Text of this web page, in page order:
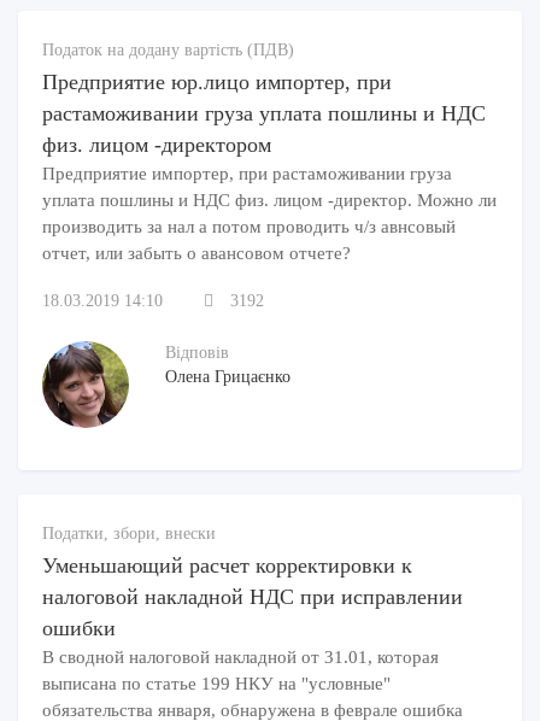
Податок на додану вартість (ПДВ)
Предприятие юр.лицо импортер, при
растаможивании груза уплата пошлины и НДС
физ. лицом -директором
Предприятие импортер, при растаможивании груза
уплата пошлины и НДС физ. лицом -директор. Можно ли
производить за нал а потом проводить ч/з авнсовый
отчет, или забыть о авансовом отчете?
18.03.2019 14:10 3192
Відповів
Олена Грицаєнко
Податки, збори, внески
Уменьшающий расчет корректировки к
налоговой накладной НДС при исправлении
ошибки
В сводной налоговой накладной от 31.01, которая
выписана по статье 199 НКУ на "условные"
обязательства января, обнаружена в феврале ошибка